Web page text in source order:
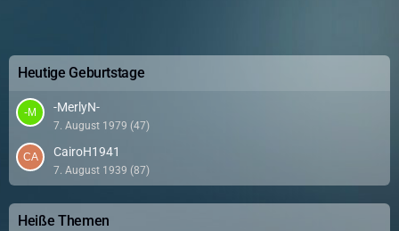
Heutige Geburtstage
-MerlyN-
7. August 1979 (47)
CairoH1941
7. August 1939 (87)
Heiße Themen